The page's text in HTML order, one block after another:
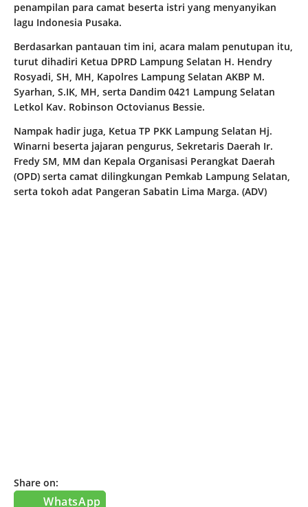
penampilan para camat beserta istri yang menyanyikan
lagu Indonesia Pusaka.
Berdasarkan pantauan tim ini, acara malam penutupan itu,
turut dihadiri Ketua DPRD Lampung Selatan H. Hendry
Rosyadi, SH, MH, Kapolres Lampung Selatan AKBP M.
Syarhan, S.IK, MH, serta Dandim 0421 Lampung Selatan
Letkol Kav. Robinson Octovianus Bessie.
Nampak hadir juga, Ketua TP PKK Lampung Selatan Hj.
Winarni beserta jajaran pengurus, Sekretaris Daerah Ir.
Fredy SM, MM dan Kepala Organisasi Perangkat Daerah
(OPD) serta camat dilingkungan Pemkab Lampung Selatan,
serta tokoh adat Pangeran Sabatin Lima Marga. (ADV)
Share on:
WhatsApp